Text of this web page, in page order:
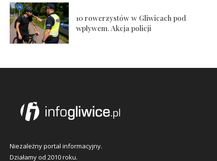
10 rowerzystów w Gliwicach pod
wpływem. Akcja policji
Niezależny portal informacyjny.
Działamy od 2010 roku.